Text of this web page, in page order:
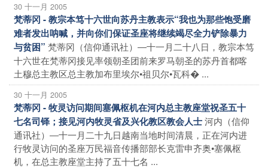
30 十一月 2005
梵蒂冈 - 教宗本笃十六世向苏丹主教表示“我也为那些饱受磨
难者发出呐喊，并向你们保证圣座将继续竭尽全力铲除暴力
与贫困” 梵蒂冈（信仰通讯社）―十一月二十八日，教宗本笃
十六世在梵蒂冈接见率领朝圣团前来罗马朝圣的苏丹首都喀
土穆总主教区总主教加布里埃尔•祖贝尔•瓦科� ...
30 十一月 2005
梵蒂冈 - 牧灵访问期间塞佩枢机在河内总主教座堂祝圣五十
七名司铎；接见河内牧灵省及兴化教区教会人士河内（信仰
通讯社）―十一月二十九日越南当地时间清晨，正在河内进
行牧灵访问的圣座万民福音传播部部长克雷申齐奥•塞佩枢
机，在总主教座堂主持了五十七名 ...